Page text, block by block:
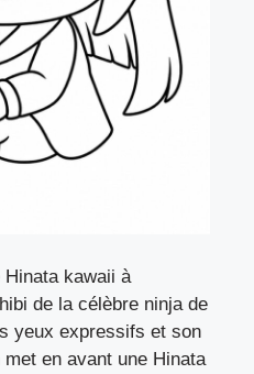
kawaii à
de la célèbre ninja de
yeux expressifs et son
en avant une Hinata